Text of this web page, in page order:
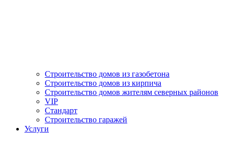
Строительство домов из газобетона
Строительство домов из кирпича
Строительство домов жителям северных районов
VIP
Стандарт
Строительство гаражей
Услуги